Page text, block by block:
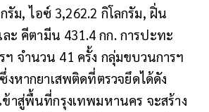
รัม, ไอซ์ 3,262.2 กิโลกรัม, ฝิ่น
ละ คีตามีน 431.4 กก. การปะทะ
จำนวน 41 ครั้ง กลุ่มขบวนการฯ
งหากยาเสพติดที่ตรวจยึดได้ดัง
ข้าสู่พื้นที่กรุงเทพมหานคร จะสร้าง